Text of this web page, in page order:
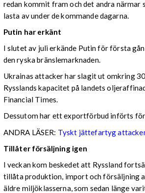
redan kommit fram och det andra närmar
lasta av under de kommande dagarna.
Putin har erkänt
I slutet av juli erkände Putin för första
den ryska bränslemarknaden.
Ukrainas attacker har slagit ut omkring
Rysslands kapacitet på landets
Financial Times.
Dessutom har ett exportförbud införts
ANDRA LÄSER: Tyskt jättefartyg
Tillåter försäljning igen
I veckan kom beskedet att Ryssland
tillåta produktion, import och försäljning
äldre miljöklasserna, som sedan länge